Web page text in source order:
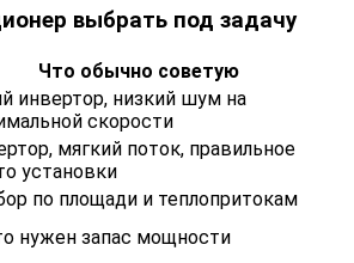
выбрать под задачу
Что обычно советую
инвертор, низкий шум на
скорости
мягкий поток, правильное
установки
по площади и теплопритокам
нужен запас мощности